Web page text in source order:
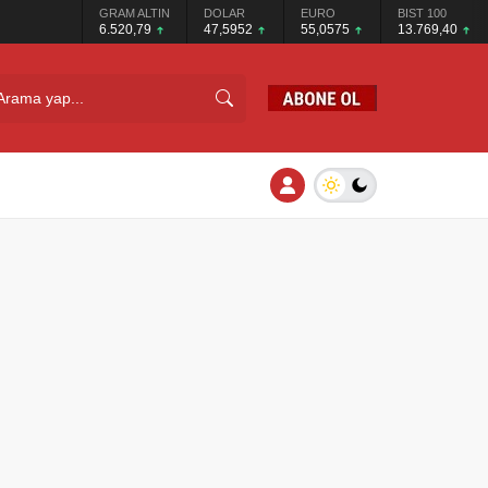
GRAM ALTIN
6.520,79
DOLAR
47,5952
EURO
55,0575
BIST 100
13.769,40